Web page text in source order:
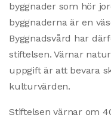
byggnader som hör
byggnaderna är en
Byggnadsvård har
stiftelsen. Värnar
uppgift är att bevara
kulturvärden.
Stiftelsen värnar om